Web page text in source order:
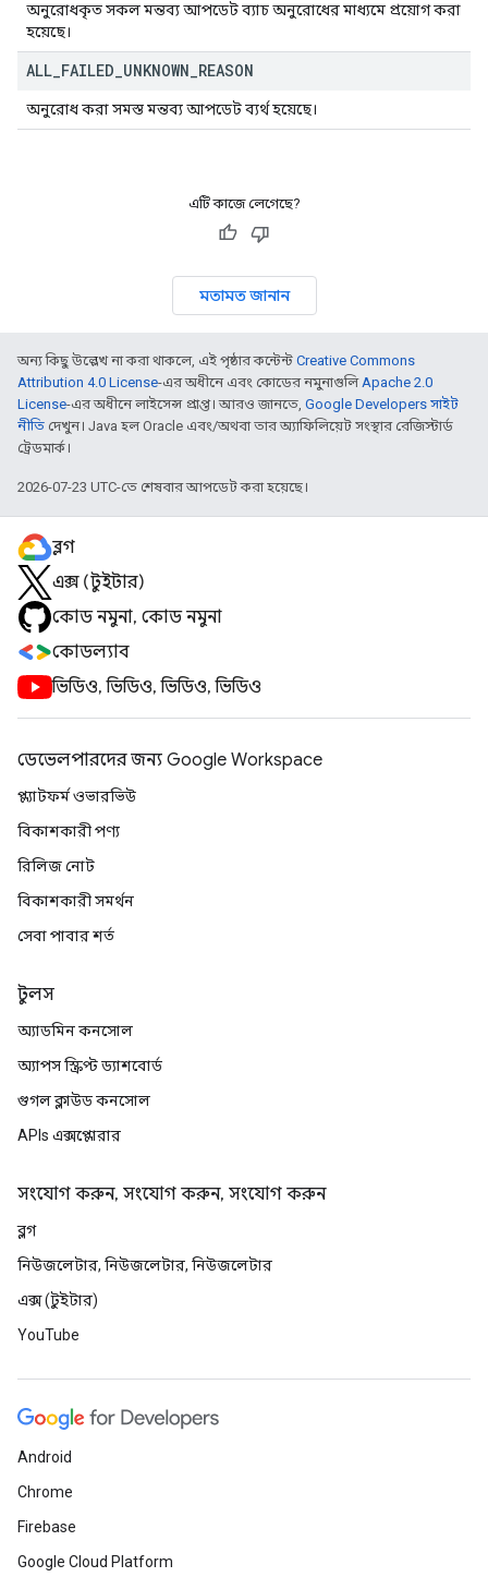
অনুরোধকৃত সকল মন্তব্য আপডেট ব্যাচ অনুরোধের মাধ্যমে প্রয়োগ করা
হয়েছে।
ALL FAILED UNKNOWN REASON
অনুরোধ করা সমস্ত মন্তব্য আপডেট ব্যর্থ হয়েছে।
এটি কাজে লেগেছে?
মতামত জানান
অন্য কিছু উল্লেখ না করা থাকলে, এই পৃষ্ঠার কন্টেন্ট Creative Commons
Attribution 4.0 License-এর অধীনে এবং কোডের নমুনাগুলিApache 2.0
License-এর অধীনে লাইসেন্স প্রাপ্ত। আরও জানতে, Google Developers সাইট
নীতি দেখুন। Java হল Oracle এবং/অথবা তার অ্যাফিলিয়েট সংস্থার রেজিস্টার্ড
ট্রেডমার্ক।
2026-07-23 UTC-তে শেষবার আপডেট করা হয়েছে।
ব্লগ
এক্স (টুইটার)
কোড নমুনা, কোড নমুনা
কোডল্যাব
ভিডিও, ভিডিও, ভিডিও, ভিডিও
ডেভেলপারদের জন্য Google Workspace
প্ল্যাটফর্ম ওভারভিউ
বিকাশকারী পণ্য
রিলিজ নোট
বিকাশকারী সমর্থন
সেবা পাবার শর্ত
টুলস
অ্যাডমিন কনসোল
অ্যাপস স্ক্রিপ্ট ড্যাশবোর্ড
গুগল ক্লাউড কনসোল
APIs এক্সপ্লোরার
সংযোগ করুন, সংযোগ করুন, সংযোগ করুন
ব্লগ
নিউজলেটার, নিউজলেটার, নিউজলেটার
এক্স (টুইটার)
YouTube
Android
Chrome
Firebase
Google Cloud Platform